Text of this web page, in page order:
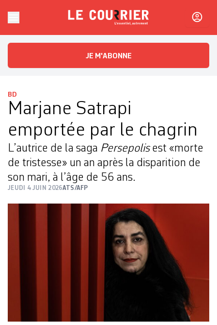
Le CourrierL'essentiel, autrement
JE M'ABONNE
BD
Marjane Satrapi
emportée par le chagrin
L’autrice de la saga Persepolisest «morte
de tristesse» un an après la disparition de
son mari, à l’âge de 56 ans.
JEUDI 4 JUIN 2026ATS/AFP